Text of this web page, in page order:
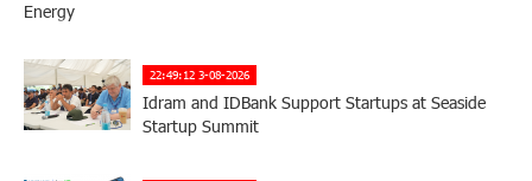
Energy
22:49:12 3-08-2026
Idram and IDBank Support Startups at Seaside
Startup Summit